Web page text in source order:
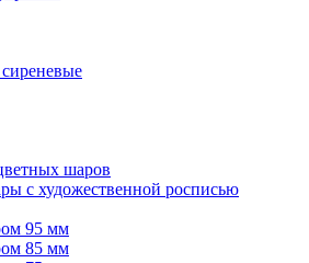
шаров
с художественной росписью
95 мм
85 мм